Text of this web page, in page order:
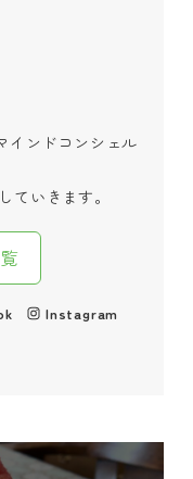
インドコンシェル
ていきます。
Instagram